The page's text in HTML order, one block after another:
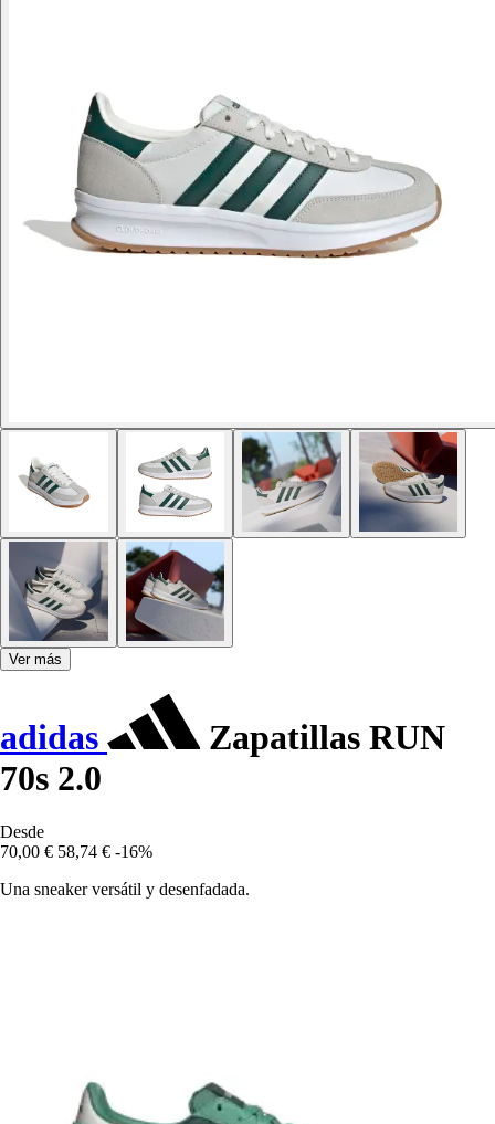
Ver más
adidas
Zapatillas RUN
70s 2.0
Desde
70,00 € 58,74 € -16%
Una sneaker versátil y desenfadada.